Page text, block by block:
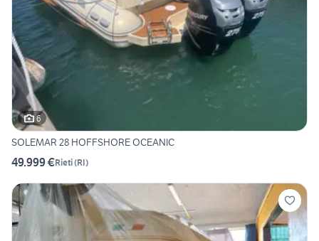
6
SOLEMAR 28 HOFFSHORE OCEANIC
49.999 €Rieti(RI)